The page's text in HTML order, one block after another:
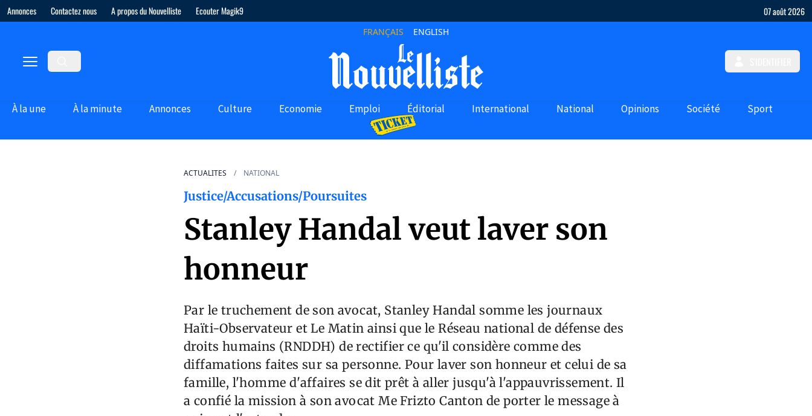
Annonces Contactez nous A propos du Nouvelliste Ecouter Magik9 07 août 2026
FRANÇAIS ENGLISH
À la une À la minute Annonces Culture Economie Emploi Éditorial International National Opinions Société Sport
ACTUALITES NATIONAL
Justice/Accusations/Poursuites
Stanley Handal veut laver son
honneur
Par le truchement de son avocat, Stanley Handal somme les journaux
Haïti-Observateur et Le Matin ainsi que le Réseau national de défense des
droits humains (RNDDH) de rectifier ce qu'il considère comme des
diffamations faites sur sa personne. Pour laver son honneur et celui de sa
famille, l'homme d'affaires se dit prêt à aller jusqu'à l'appauvrissement. Il
a confié la mission à son avocat Me Frizto Canton de porter le message à